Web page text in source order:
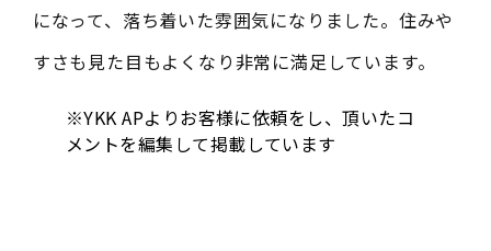
になって、落ち着いた雰囲気になりました。住みや
すさも見た目もよくなり非常に満足しています。
※YKK APよりお客様に依頼をし、頂いたコ
メントを編集して掲載しています